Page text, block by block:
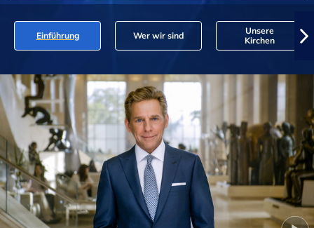
Einführung Wer wir sind
Unsere
Kirchen